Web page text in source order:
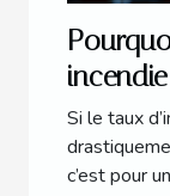
Si le taux
c’est pour